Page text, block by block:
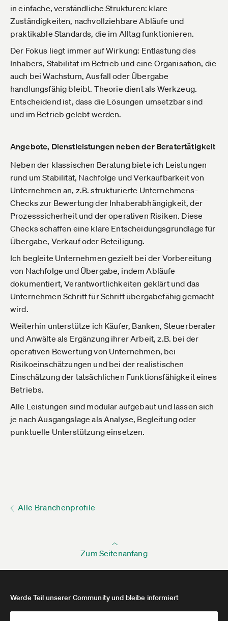
in einfache, verständliche Strukturen: klare
Zuständigkeiten, nachvollziehbare Abläufe und
praktikable Standards, die im Alltag funktionieren.
Der Fokus liegt immer auf Wirkung: Entlastung des
Inhabers, Stabilität im Betrieb und eine Organisation, die
auch bei Wachstum, Ausfall oder Übergabe
handlungsfähig bleibt. Theorie dient als Werkzeug.
Entscheidend ist, dass die Lösungen umsetzbar sind
und im Betrieb gelebt werden.
Angebote, Dienstleistungen neben der Beratertätigkeit
Neben der klassischen Beratung biete ich Leistungen
rund um Stabilität, Nachfolge und Verkaufbarkeit von
Unternehmen an, z.B. strukturierte Unternehmens-
Checks zur Bewertung der Inhaberabhängigkeit, der
Prozesssicherheit und der operativen Risiken. Diese
Checks schaffen eine klare Entscheidungsgrundlage für
Übergabe, Verkauf oder Beteiligung.
Ich begleite Unternehmen gezielt bei der Vorbereitung
von Nachfolge und Übergabe, indem Abläufe
dokumentiert, Verantwortlichkeiten geklärt und das
Unternehmen Schritt für Schritt übergabefähig gemacht
wird.
Weiterhin unterstütze ich Käufer, Banken, Steuerberater
und Anwälte als Ergänzung ihrer Arbeit, z.B. bei der
operativen Bewertung von Unternehmen, bei
Risikoeinschätzungen und bei der realistischen
Einschätzung der tatsächlichen Funktionsfähigkeit eines
Betriebs.
Alle Leistungen sind modular aufgebaut und lassen sich
je nach Ausgangslage als Analyse, Begleitung oder
punktuelle Unterstützung einsetzen.
Alle Branchenprofile
Zum Seitenanfang
Werde Teil unserer Community und bleibe informiert